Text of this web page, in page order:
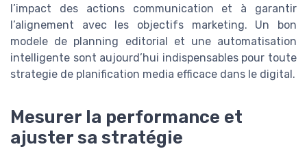
l’impact des actions communication et à garantir
l’alignement avec les objectifs marketing. Un bon
modele de planning editorial et une automatisation
intelligente sont aujourd’hui indispensables pour toute
strategie de planification media efficace dans le digital.
Mesurer la performance et
ajuster sa stratégie